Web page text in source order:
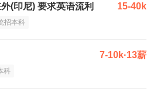
(印尼) 要求英语流利 15-40k
招本科
7-10k·13薪
科